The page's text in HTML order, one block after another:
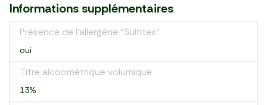
Informations supplémentaires
Présence de l'allergène "Sulfites"
oui
Titre alcoométrique volumique
13%